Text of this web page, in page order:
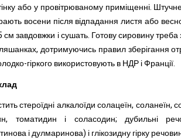
або у провітрюваному приміщенні.
восени після відпадання листя або
завдовжки і сушать. Готову сировину треба
дотримуючись правил зберігання
гіркого використовують в НДР і Франції.
стероїдні алкалоїди солацеїн, соланеїн,
томатидин і соласодин; дубильні
і дулмаринова) і глікозидну гірку